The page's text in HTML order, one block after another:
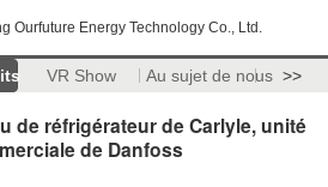
Ourfuture Energy Technology Co., Ltd.
VR Show Au sujet de nous >>
de réfrigérateur de Carlyle, unité
de Danfoss